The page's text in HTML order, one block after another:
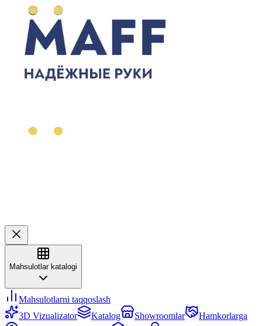
Mahsulotlar katalogi
Mahsulotlarni taqqoslash
3D Vizualizator
Katalog Showroomlar
Hamkorlarga